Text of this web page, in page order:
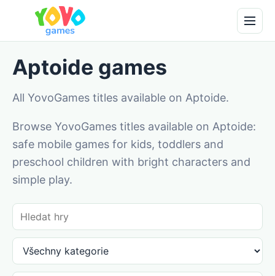
Aptoide games
All YovoGames titles available on Aptoide.
Browse YovoGames titles available on Aptoide:
safe mobile games for kids, toddlers and
preschool children with bright characters and
simple play.